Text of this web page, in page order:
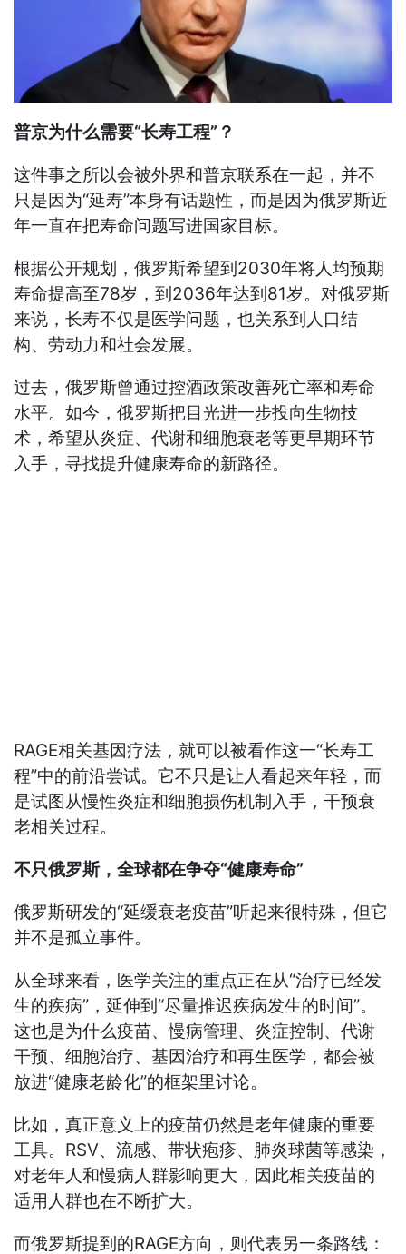
普京为什么需要“长寿工程”？
这件事之所以会被外界和普京联系在一起，并不
只是因为“延寿”本身有话题性，而是因为俄罗斯近
年一直在把寿命问题写进国家目标。
根据公开规划，俄罗斯希望到2030年将人均预期
寿命提高至78岁，到2036年达到81岁。对俄罗斯
来说，长寿不仅是医学问题，也关系到人口结
构、劳动力和社会发展。
过去，俄罗斯曾通过控酒政策改善死亡率和寿命
水平。如今，俄罗斯把目光进一步投向生物技
术，希望从炎症、代谢和细胞衰老等更早期环节
入手，寻找提升健康寿命的新路径。
RAGE相关基因疗法，就可以被看作这一“长寿工
程”中的前沿尝试。它不只是让人看起来年轻，而
是试图从慢性炎症和细胞损伤机制入手，干预衰
老相关过程。
不只俄罗斯，全球都在争夺“健康寿命”
俄罗斯研发的“延缓衰老疫苗”听起来很特殊，但它
并不是孤立事件。
从全球来看，医学关注的重点正在从“治疗已经发
生的疾病”，延伸到“尽量推迟疾病发生的时间”。
这也是为什么疫苗、慢病管理、炎症控制、代谢
干预、细胞治疗、基因治疗和再生医学，都会被
放进“健康老龄化”的框架里讨论。
比如，真正意义上的疫苗仍然是老年健康的重要
工具。RSV、流感、带状疱疹、肺炎球菌等感染，
对老年人和慢病人群影响更大，因此相关疫苗的
适用人群也在不断扩大。
而俄罗斯提到的RAGE方向，则代表另一条路线：